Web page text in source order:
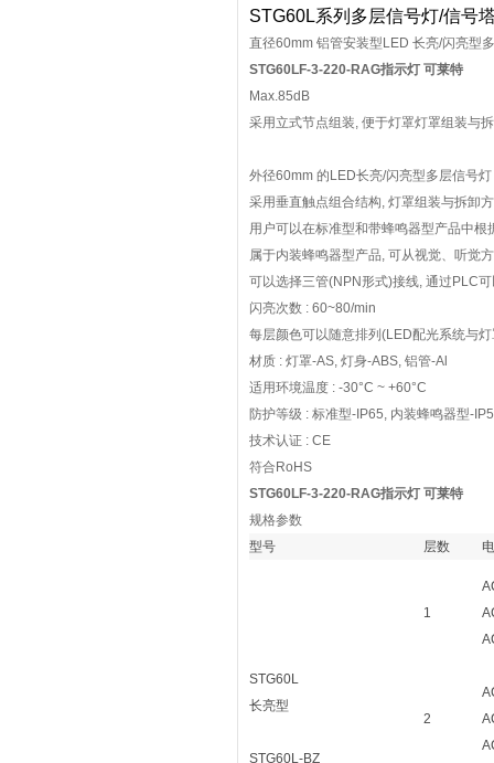
STG60L系列多层信号灯/信号
直径60mm 铝管安装型LED 长亮/闪亮型
STG60LF-3-220-RAG指示灯 可莱特
Max.85dB
采用立式节点组装, 便于灯罩灯罩组装与
外径60mm 的LED长亮/闪亮型多层信号灯
采用垂直触点组合结构, 灯罩组装与拆卸
用户可以在标准型和带蜂鸣器型产品中根
属于内装蜂鸣器型产品, 可从视觉、听觉
可以选择三管(NPN形式)接线, 通过PLC
闪亮次数 : 60~80/min
每层颜色可以随意排列(LED配光系统与
材质 : 灯罩-AS, 灯身-ABS, 铝管-Al
适用环境温度 : -30°C ~ +60°C
防护等级 : 标准型-IP65, 内装蜂鸣器型-
技术认证 : CE
符合RoHS
STG60LF-3-220-RAG指示灯 可莱特
规格参数
型号
层数
STG60L
长亮型
STG60L-BZ
1
2